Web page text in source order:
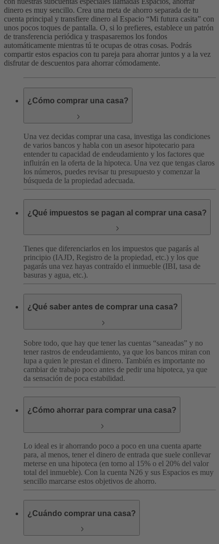
dinero es muy sencillo. Crea una meta de ahorro separada de tu
cuenta principal y transfiere dinero al Espacio “Mi futura casita” con
unos pocos toques de pantalla. O, si lo prefieres, establece un patrón
de transferencia periódica y traspasaremos los fondos
automáticamente mientras tú te ocupas de otras cosas. Podrás
compartir estos espacios con tu pareja para ahorrar juntos y a la vez
disfrutar de descuentos para ahorrar cómodamente.
¿Cómo comprar una casa?
Una vez decidas comprar una casa, investiga las condiciones
de varios bancos y habla con un asesor hipotecario para
entender tu capacidad de endeudamiento y los factores que
influirán en la oferta de la hipoteca. Una vez que tengas claros
los números, puedes revisar tu presupuesto y comenzar la
búsqueda de la propiedad adecuada.
¿Qué impuestos se pagan al comprar una casa?
Tienes que diferenciarlos en los impuestos que pagarás al
principio (IAJD, Registro de la propiedad, etc.) y los que
pagarás una vez hayas contraído el inmueble (IBI, tasa de
basuras y agua, etc.).
¿Qué saber antes de comprar una casa?
Sobre todo, que hay que tener las cuentas “saneadas” y no
tener rastros de endeudamiento, ya que los bancos miran con
lupa a quien le prestan el dinero. También es importante no
cambiar de trabajo poco antes de pedir una hipoteca, ya que
da sensación de poca estabilidad.
¿Cómo ahorrar para comprar una casa?
Lo ideal es ir ahorrando poco a poco en una cuenta aparte
para, al menos, tener el dinero de entrada que suele conllevar
meterse en una hipoteca (en torno al 15% o el 20% del valor
total del inmueble). Con la cuenta N26 y sus Espacios es muy
sencillo marcarse estos objetivos de ahorro.
¿Cuándo comprar una casa?